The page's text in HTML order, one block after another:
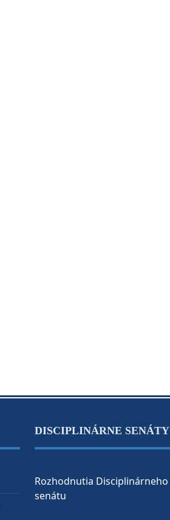
DISCIPLINÁRNE SENÁTY
Rozhodnutia Disciplinárneho
senátu